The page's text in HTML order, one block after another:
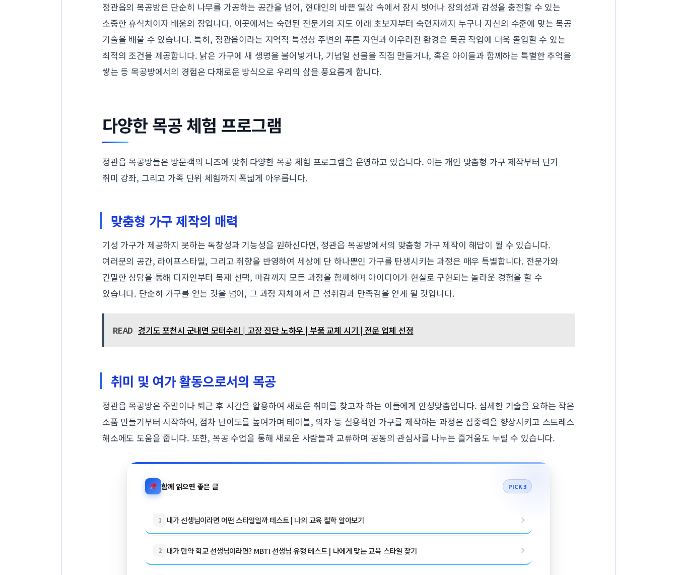
정관읍의 목공방은 단순히 나무를 가공하는 공간을 넘어, 현대인의 바쁜 일상 속에서 잠시 벗어나 창의성과 감성을 충전할 수 있는
소중한 휴식처이자 배움의 장입니다. 이곳에서는 숙련된 전문가의 지도 아래 초보자부터 숙련자까지 누구나 자신의 수준에 맞는 목공
기술을 배울 수 있습니다. 특히, 정관읍이라는 지역적 특성상 주변의 푸른 자연과 어우러진 환경은 목공 작업에 더욱 몰입할 수 있는
최적의 조건을 제공합니다. 낡은 가구에 새 생명을 불어넣거나, 기념일 선물을 직접 만들거나, 혹은 아이들과 함께하는 특별한 추억을
쌓는 등 목공방에서의 경험은 다채로운 방식으로 우리의 삶을 풍요롭게 합니다.
다양한 목공 체험 프로그램
정관읍 목공방들은 방문객의 니즈에 맞춰 다양한 목공 체험 프로그램을 운영하고 있습니다. 이는 개인 맞춤형 가구 제작부터 단기
취미 강좌, 그리고 가족 단위 체험까지 폭넓게 아우릅니다.
맞춤형 가구 제작의 매력
기성 가구가 제공하지 못하는 독창성과 기능성을 원하신다면, 정관읍 목공방에서의 맞춤형 가구 제작이 해답이 될 수 있습니다.
여러분의 공간, 라이프스타일, 그리고 취향을 반영하여 세상에 단 하나뿐인 가구를 탄생시키는 과정은 매우 특별합니다. 전문가와
긴밀한 상담을 통해 디자인부터 목재 선택, 마감까지 모든 과정을 함께하며 아이디어가 현실로 구현되는 놀라운 경험을 할 수
있습니다. 단순히 가구를 얻는 것을 넘어, 그 과정 자체에서 큰 성취감과 만족감을 얻게 될 것입니다.
READ 경기도 포천시 군내면 모터수리 | 고장 진단 노하우 | 부품 교체 시기 | 전문 업체 선정
취미 및 여가 활동으로서의 목공
정관읍 목공방은 주말이나 퇴근 후 시간을 활용하여 새로운 취미를 찾고자 하는 이들에게 안성맞춤입니다. 섬세한 기술을 요하는 작은
소품 만들기부터 시작하여, 점차 난이도를 높여가며 테이블, 의자 등 실용적인 가구를 제작하는 과정은 집중력을 향상시키고 스트레스
해소에도 도움을 줍니다. 또한, 목공 수업을 통해 새로운 사람들과 교류하며 공동의 관심사를 나누는 즐거움도 누릴 수 있습니다.
함께 읽으면 좋은 글 PICK 3
1 내가 선생님이라면 어떤 스타일일까 테스트 | 나의 교육 철학 알아보기
2 내가 만약 학교 선생님이라면? MBTI 선생님 유형 테스트 | 나에게 맞는 교육 스타일 찾기